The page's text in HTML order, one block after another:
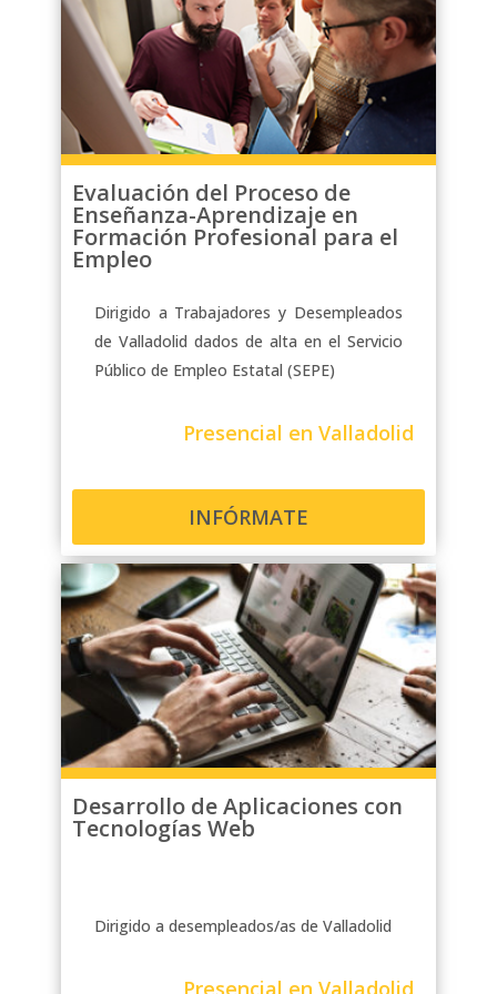
contenido de las clases en cualquier
momento, ya sea por la mañana,
tarde o noche, e incluso durante los
fines de semana. Además, tendrás
acceso a un foro para resolver tus
dudas y participar en tutorías
personalizadas con los docentes.
Evaluación del Proceso de
Enseñanza-Aprendizaje en
Formación Profesional para el
Empleo
Dirigido a Trabajadores y Desempleados
de Valladolid dados de alta en el Servicio
Público de Empleo Estatal (SEPE)
Presencial en Valladolid
INFÓRMATE
Desarrollo de Aplicaciones con
Tecnologías Web
Dirigido a desempleados/as de Valladolid
Presencial en Valladolid